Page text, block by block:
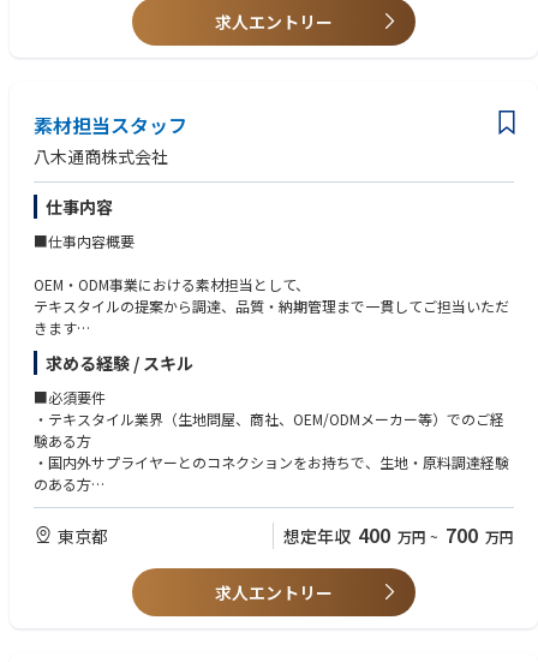
ニケーションを取り、
課題を解決することで、お客様の満足度向上に貢献できます。
社長をはじめリクルート出身者が多く、その風土が色濃く反映されていま
環境です。
新規のグリーンテック事業を自らの手で牽引できるやりがいがあります。
求人エントリー
素材担当スタッフ
八木通商株式会社
仕事内容
■仕事内容概要
OEM・ODM事業における素材担当として、
テキスタイルの提案から調達、品質・納期管理まで一貫してご担当いただ
きます
◆主な業務
・顧客ニーズに応じた最適な素材（生地）の企画・提案
・国内外サプライヤーからの素材調達（欧州・日本・アジア各国）
・素材の開発及び提案・別注対応業務
・品質管理・納期管理
・国内外サプライヤーとの折衝
求める経験 / スキル
■必須要件
・テキスタイル業界（生地問屋、商社、OEM/ODMメーカー等）でのご経
験ある方
・国内外サプライヤーとのコネクションをお持ちで、生地・原料調達経験
のある方
・ビジネスでの英語使用経験のある方
◆求める人物像
・社内外の関係者と円滑にコミュニケーションを図れる方
東京都 想定年収 400 万円 ~ 700 万円
求人エントリー